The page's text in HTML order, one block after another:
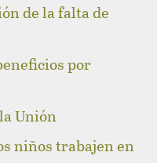
de la falta de
por
Unión
niños trabajen en